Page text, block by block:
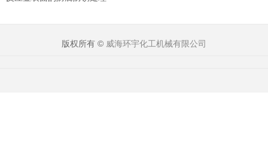
版权所有 © 威海环宇化工机械有限公司